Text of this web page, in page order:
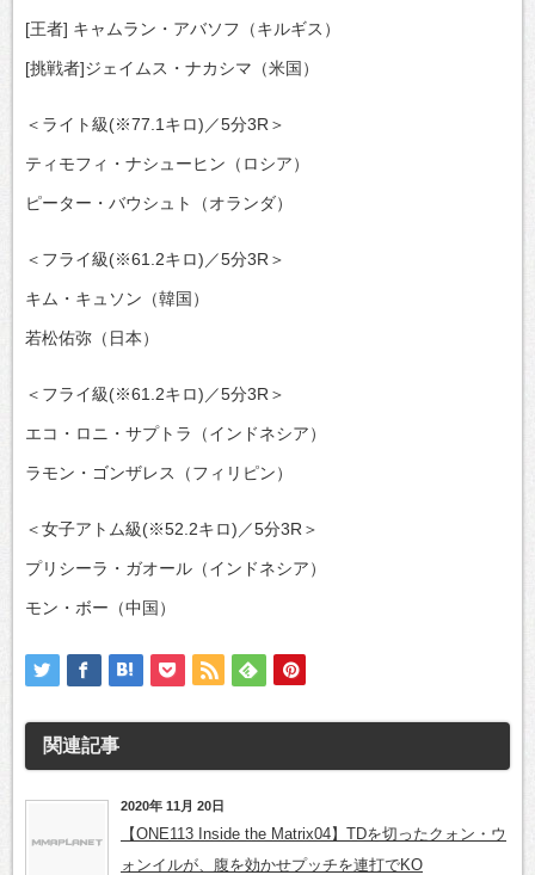
[王者] キャムラン・アバソフ（キルギス）
[挑戦者]ジェイムス・ナカシマ（米国）
＜ライト級(※77.1キロ)／5分3R＞
ティモフィ・ナシューヒン（ロシア）
ピーター・バウシュト（オランダ）
＜フライ級(※61.2キロ)／5分3R＞
キム・キュソン（韓国）
若松佑弥（日本）
＜フライ級(※61.2キロ)／5分3R＞
エコ・ロニ・サプトラ（インドネシア）
ラモン・ゴンザレス（フィリピン）
＜女子アトム級(※52.2キロ)／5分3R＞
プリシーラ・ガオール（インドネシア）
モン・ボー（中国）
関連記事
2020年 11月 20日
【ONE113 Inside the Matrix04】TDを切ったクォン・ウ
ォンイルが、腹を効かせプッチを連打でKO